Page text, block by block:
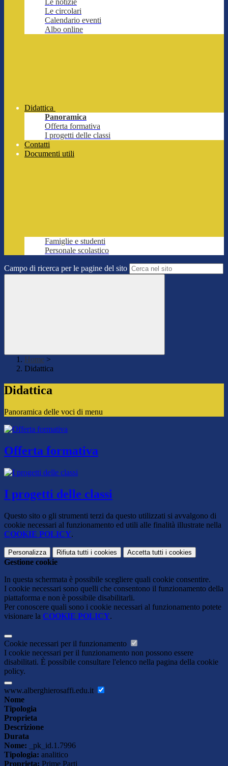
Le notizie
Le circolari
Calendario eventi
Albo online
Didattica
Panoramica
Offerta formativa
I progetti delle classi
Contatti
Documenti utili
Famiglie e studenti
Personale scolastico
Campo di ricerca per le pagine del sito
Home >
Didattica
Didattica
Panoramica delle voci di menu
Offerta formativa
I progetti delle classi
Questo sito o gli strumenti terzi da questo utilizzati si avvalgono di
cookie necessari al funzionamento ed utili alle finalità illustrate nella
COOKIE POLICY.
Personalizza Rifiuta tutti i cookies Accetta tutti i cookies
Gestione cookie
In questa schermata è possibile scegliere quali cookie consentire.
I cookie necessari sono quelli che consentono il funzionamento della
piattaforma e non è possibile disabilitarli.
Per conoscere quali sono i cookie necessari al funzionamento potete
visionare la COOKIE POLICY.
Cookie necessari per il funzionamento
I cookie necessari per il funzionamento non possono essere
disabilitati. È possibile consultare l'elenco nella pagina della cookie
policy.
www.alberghierosaffi.edu.it
Nome
Tipologia
Proprieta
Descrizione
Durata
Nome: _pk_id.1.7996
Tipologia: analitico
Proprieta: Prime Parti